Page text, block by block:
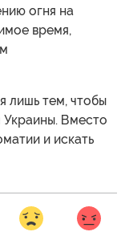
огня на
время,
лишь тем, чтобы
Украины. Вместо
и искать